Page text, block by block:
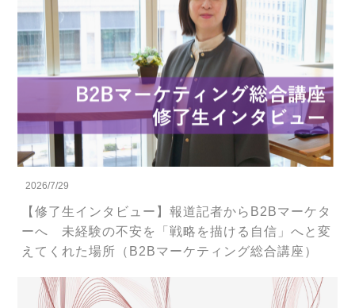
2026/7/29
【修了生インタビュー】報道記者からB2Bマーケタ
ーへ 未経験の不安を「戦略を描ける自信」へと変
えてくれた場所（B2Bマーケティング総合講座）